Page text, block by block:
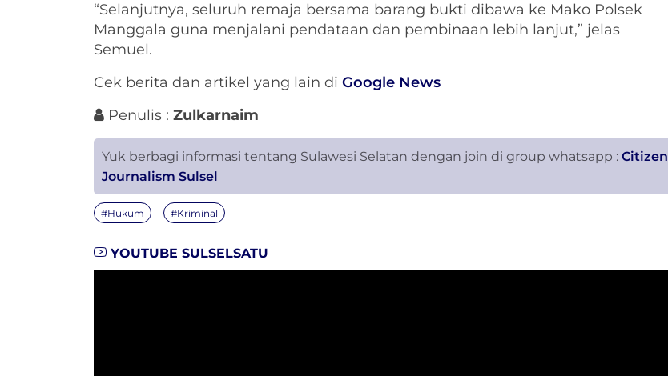
“Selanjutnya, seluruh remaja bersama barang bukti dibawa ke Mako Polsek
Manggala guna menjalani pendataan dan pembinaan lebih lanjut,” jelas
Semuel.
Cek berita dan artikel yang lain di Google News
Penulis : Zulkarnaim
Yuk berbagi informasi tentang Sulawesi Selatan dengan join di group whatsapp : Citizen
Journalism Sulsel
#Hukum #Kriminal
YOUTUBE SULSELSATU